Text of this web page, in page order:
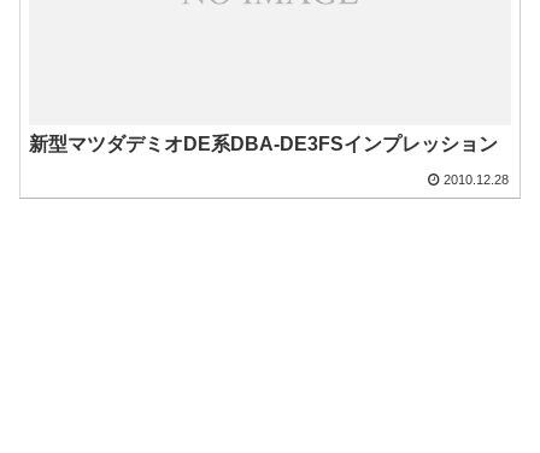
新型マツダデミオDE系DBA-DE3FSインプレッション
2010.12.28